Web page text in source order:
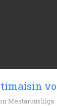
Mestaruusliiga